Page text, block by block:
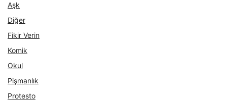
Aşk
Diğer
Fikir Verin
Komik
Okul
Pişmanlık
Protesto